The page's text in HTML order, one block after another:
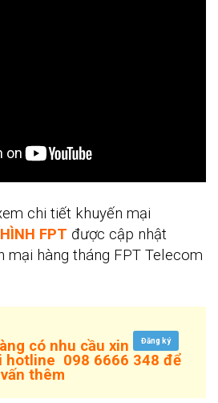
chi tiết khuyến mại
FPT được cập nhật
mại hàng tháng FPT Telecom
có nhu cầu xin Đăng ký
hotline 098 6666 348 để
thêm